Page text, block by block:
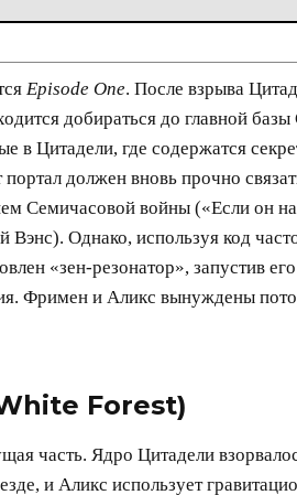
Episode One. После взрыва
добираться до главной
Цитадели, где содержатся
должен вновь прочно
Семичасовой войны («Если он
Однако, используя код
«зен-резонатор», запустив
Фримен и Аликс вынуждены
Forest)​
часть. Ядро Цитадели
и Аликс использует